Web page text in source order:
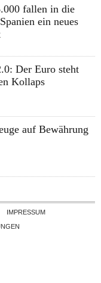
fallen in die
ein neues
Der Euro steht
Kollaps
auf Bewährung
IMPRESSUM